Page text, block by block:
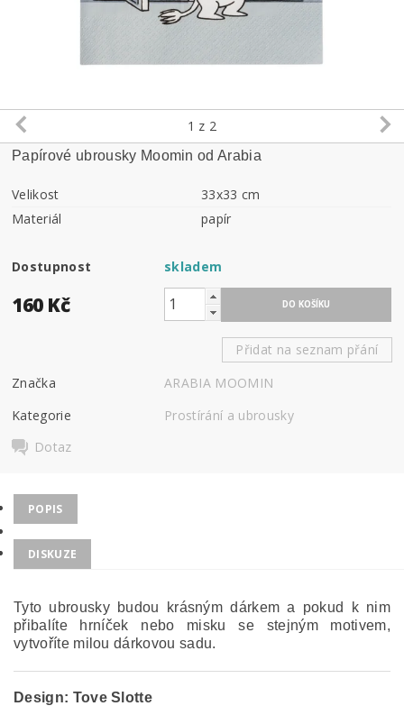
1 z 2
Papírové ubrousky Moomin od Arabia
Velikost
33x33 cm
Materiál
papír
Dostupnost skladem
160 Kč
Přidat na seznam přání
Značka
ARABIA MOOMIN
Kategorie
Prostírání a ubrousky
Dotaz
POPIS
DISKUZE
Tyto ubrousky budou krásným dárkem a pokud k nim
přibalíte hrníček nebo misku se stejným motivem,
vytvoříte milou dárkovou sadu.
Design: Tove Slotte